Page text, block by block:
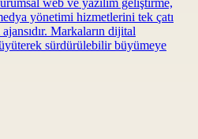
web ve yazılım geliştirme,
yönetimi hizmetlerini tek çatı
Markaların dijital
sürdürülebilir büyümeye